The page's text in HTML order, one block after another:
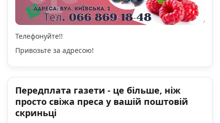
Телефонуйте!!
Привозьте за адресою!
Передплата газети - це більше, ніж
просто свіжа преса у вашій поштовій
скриньці